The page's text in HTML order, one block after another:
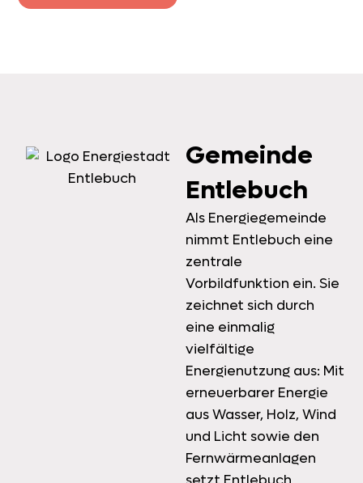
Gemeinde
Entlebuch
Als Energiegemeinde
nimmt Entlebuch eine
zentrale
Vorbildfunktion ein. Sie
zeichnet sich durch
eine einmalig
vielfältige
Energienutzung aus: Mit
erneuerbarer Energie
aus Wasser, Holz, Wind
und Licht sowie den
Fernwärmeanlagen